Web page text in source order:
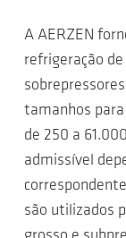
A AERZEN
refrigeração
tamanhos
de 250 a
admissível
são utilizados